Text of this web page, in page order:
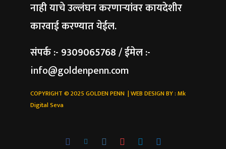
नाही याचे उल्लंघन करणाऱ्यांवर कायदेशीर
कारवाई करण्यात येईल.
संपर्क :- 9309065768 / ईमेल :-
info@goldenpenn.com
COPYRIGHT © 2025 GOLDEN PENN | WEB DESIGN BY :Mk
Digital Seva